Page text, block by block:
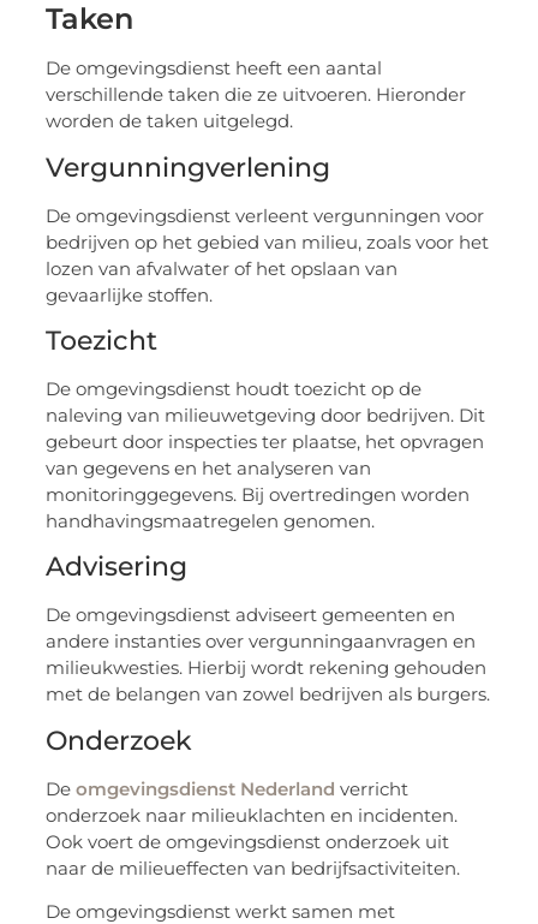
Taken
De omgevingsdienst heeft een aantal
verschillende taken die ze uitvoeren. Hieronder
worden de taken uitgelegd.
Vergunningverlening
De omgevingsdienst verleent vergunningen voor
bedrijven op het gebied van milieu, zoals voor het
lozen van afvalwater of het opslaan van
gevaarlijke stoffen.
Toezicht
De omgevingsdienst houdt toezicht op de
naleving van milieuwetgeving door bedrijven. Dit
gebeurt door inspecties ter plaatse, het opvragen
van gegevens en het analyseren van
monitoringgegevens. Bij overtredingen worden
handhavingsmaatregelen genomen.
Advisering
De omgevingsdienst adviseert gemeenten en
andere instanties over vergunningaanvragen en
milieukwesties. Hierbij wordt rekening gehouden
met de belangen van zowel bedrijven als burgers.
Onderzoek
Deomgevingsdienst Nederland verricht
onderzoek naar milieuklachten en incidenten.
Ook voert de omgevingsdienst onderzoek uit
naar de milieueffecten van bedrijfsactiviteiten.
De omgevingsdienst werkt samen met